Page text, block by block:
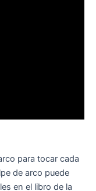
para tocar cada
de arco puede
en el libro de la